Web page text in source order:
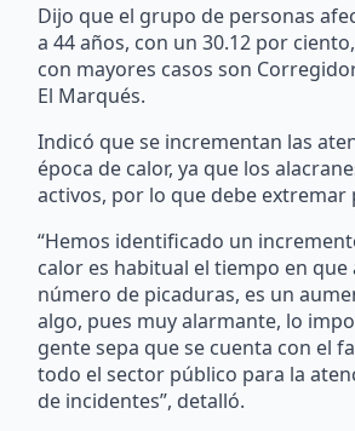
Dijo que el grupo de personas
a 44 años, con un 30.12 por
con mayores casos son
El Marqués.
Indicó que se incrementan las
época de calor, ya que los
activos, por lo que debe extremar
“Hemos identificado un
calor es habitual el tiempo en que
número de picaduras, es un
algo, pues muy alarmante, lo
gente sepa que se cuenta con el
todo el sector público para la
de incidentes”, detalló.